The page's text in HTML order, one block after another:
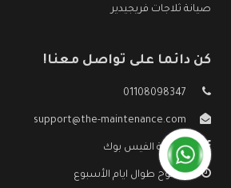
صيانة ثلاجات فريجيدير
كن دائما على تواصل معنا!
01108098347
support@the-maintenance.com
صفحة الفيس بوك
مفتوح طوال ايام الأسبوع